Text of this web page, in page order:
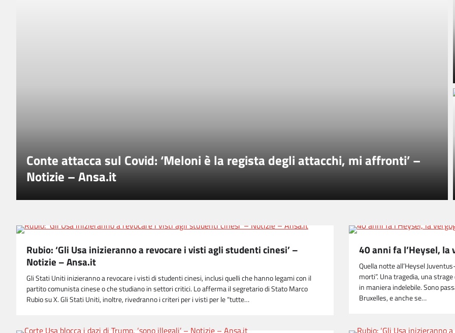
Conte attacca sul Covid: ‘Meloni è la regista degli attacchi, mi affronti’ –
Notizie – Ansa.it
Rubio: ‘Gli Usa inizieranno a revocare i visti agli studenti cinesi’ –
Notizie – Ansa.it
Gli Stati Uniti inizieranno a revocare i visti di studenti cinesi, inclusi quelli che hanno legami con il
partito comunista cinese o che studiano in settori critici. Lo afferma il segretario di Stato Marco
Rubio su X. Gli Stati Uniti, inoltre, rivedranno i criteri per i visti per le “tutte…
40 anni fa l’Heysel,
Quella notte all’Heysel
morti”. Una tragedia, una
in maniera indelebile. Sono
Bruxelles, e anche se…